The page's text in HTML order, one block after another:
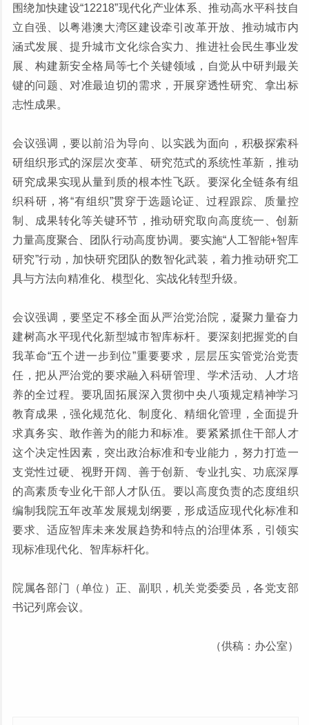
围绕加快建设“12218”现代化产业体系、推动高水平科技自
立自强、以粤港澳大湾区建设牵引改革开放、推动城市内
涵式发展、提升城市文化综合实力、推进社会民生事业发
展、构建新安全格局等七个关键领域，自觉从中研判最关
键的问题、对准最迫切的需求，开展穿透性研究、拿出标
志性成果。
会议强调，要以前沿为导向、以实践为面向，积极探索科
研组织形式的深层次变革、研究范式的系统性革新，推动
研究成果实现从量到质的根本性飞跃。要深化全链条有组
织科研，将“有组织”贯穿于选题论证、过程跟踪、质量控
制、成果转化等关键环节，推动研究取向高度统一、创新
力量高度聚合、团队行动高度协调。要实施“人工智能+智库
研究”行动，加快研究团队的数智化武装，着力推动研究工
具与方法向精准化、模型化、实战化转型升级。
会议强调，要坚定不移全面从严治党治院，凝聚力量奋力
建树高水平现代化新型城市智库标杆。要深刻把握党的自
我革命“五个进一步到位”重要要求，层层压实管党治党责
任，把从严治党的要求融入科研管理、学术活动、人才培
养的全过程。要巩固拓展深入贯彻中央八项规定精神学习
教育成果，强化规范化、制度化、精细化管理，全面提升
求真务实、敢作善为的能力和标准。要紧紧抓住干部人才
这个决定性因素，突出政治标准和专业能力，努力打造一
支党性过硬、视野开阔、善于创新、专业扎实、功底深厚
的高素质专业化干部人才队伍。要以高度负责的态度组织
编制我院五年改革发展规划纲要，形成适应现代化标准和
要求、适应智库未来发展趋势和特点的治理体系，引领实
现标准现代化、智库标杆化。
院属各部门（单位）正、副职，机关党委委员，各党支部
书记列席会议。
（供稿：办公室）